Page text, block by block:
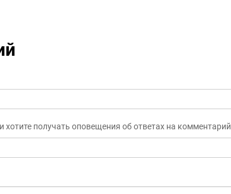
хотите получать оповещения об ответах на комментарий